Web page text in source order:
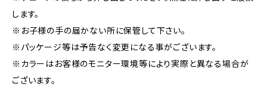
します。
※お子様の手の届かない所に保管して下さい。
※パッケージ等は予告なく変更になる事がございます。
※カラーはお客様のモニター環境等により実際と異なる場合が
ございます。